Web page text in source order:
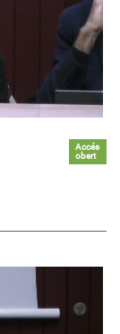
Accés
obert